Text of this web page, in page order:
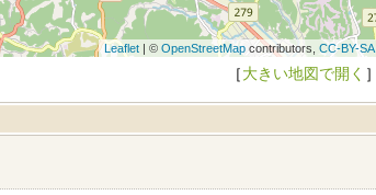
Leaflet| © OpenStreetMapcontributors, CC-BY-SA
［大きい地図で開く ］